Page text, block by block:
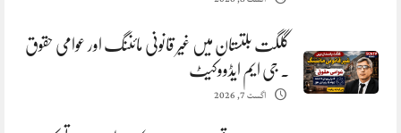
گلگت بلتستان میں غیر قانونی مائننگ اور عوامی حقوق
. جی ایم ایڈووکیٹ
اگست 7, 2026